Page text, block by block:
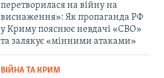
перетворилася на війну на
виснаження»: Як пропаганда РФ
у Криму пояснює невдачі «СВО»
та залякує «мінними атаками»
ВІЙНА ТА КРИМ